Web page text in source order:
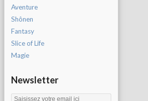
Aventure
Shônen
Fantasy
Slice of Life
Magie
Newsletter